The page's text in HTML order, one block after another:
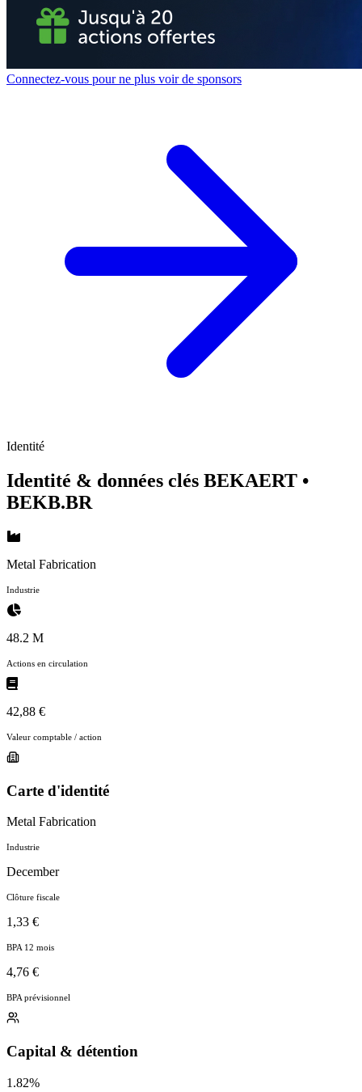
Connectez-vous pour ne plus voir de sponsors
Identité
Identité & données clés BEKAERT •
BEKB.BR
Metal Fabrication
Industrie
48.2 M
Actions en circulation
42,88 €
Valeur comptable / action
Carte d'identité
Metal Fabrication
Industrie
December
Clôture fiscale
1,33 €
BPA 12 mois
4,76 €
BPA prévisionnel
Capital & détention
1.82%